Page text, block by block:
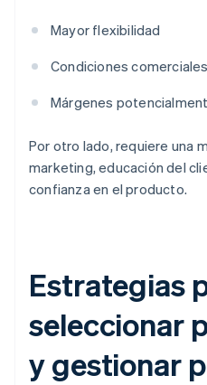
Mayor flexibilidad
Condiciones
Márgenes
Por otro lado, requiere una
marketing, educación del
confianza en el producto.
Estrategias
seleccionar
y gestionar